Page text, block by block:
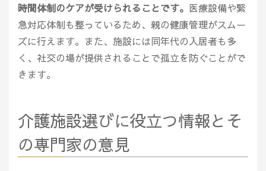
時間体制のケアが受けられることです。 医療設備や緊
急対応体制も整っているため、親の健康管理がスムー
ズに行えます。また、施設には同年代の入居者も多
く、社交の場が提供されることで孤立を防ぐことがで
きます。
介護施設選びに役立つ情報とそ
の専門家の意見